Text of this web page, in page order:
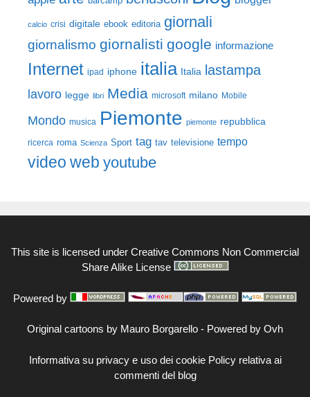
calcio crisi digitale ebook editoria giornali
giornalismo giornalisti google informazione
Internet ipad iphone italia Italia lastampa
lavoro legge libri Media microsoft milano Mobile
Mondo musica Piemonte piemonte repubblica
ricerca roma Scienza Sport tag tav televisione tempo
video web youtube
This site is licensed under Creative Commons Non Commercial
Share Alike License
Powered by
Original cartoons by Mauro Borgarello - Powered by Ovh
Informativa su privacy e uso dei cookie Policy relativa ai
commenti del blog